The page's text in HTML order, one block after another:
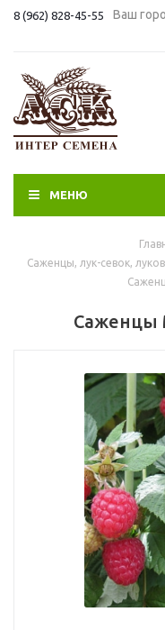
8 (962) 828-45-55 Ваш
МЕНЮ
Саженцы, лук-севок,
Саженцы